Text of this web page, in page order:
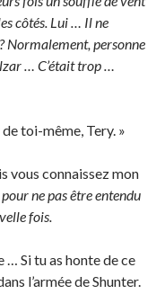
côtés. Lui … Il ne
Normalement, personne
… C’était trop …
toi-même, Tery. »
vous connaissez mon
ne pas être entendu
fois.
… Si tu as honte de ce
l’armée de Shunter.